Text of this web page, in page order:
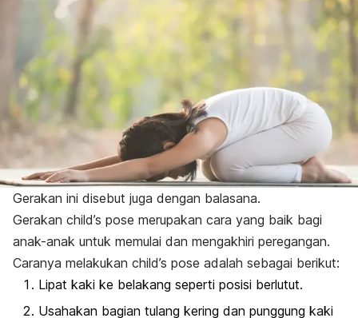
Gerakan ini disebut juga dengan balasana.
Gerakan child’s pose merupakan cara yang baik bagi
anak-anak untuk memulai dan mengakhiri peregangan.
Caranya melakukan child’s pose adalah sebagai berikut:
Lipat kaki ke belakang seperti posisi berlutut.
Usahakan bagian tulang kering dan punggung kaki